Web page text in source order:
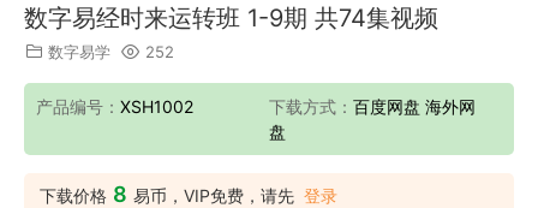
数字易经时来运转班 1-9期 共74集视频
数字易学 252
产品编号： XSH1002 下载方式： 百度网盘 海外网
盘
下载价格 8 易币，VIP免费，请先 登录